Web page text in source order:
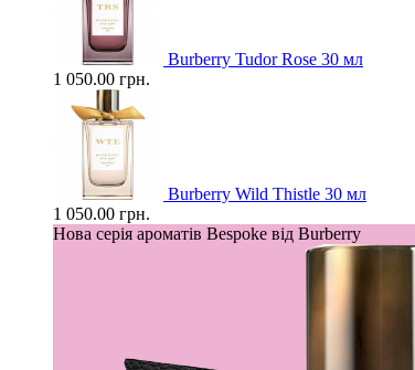
Burberry Tudor Rose 30 мл
1 050.00 грн.
Burberry Wild Thistle 30 мл
1 050.00 грн.
Нова серія ароматів Bespoke від Burberry